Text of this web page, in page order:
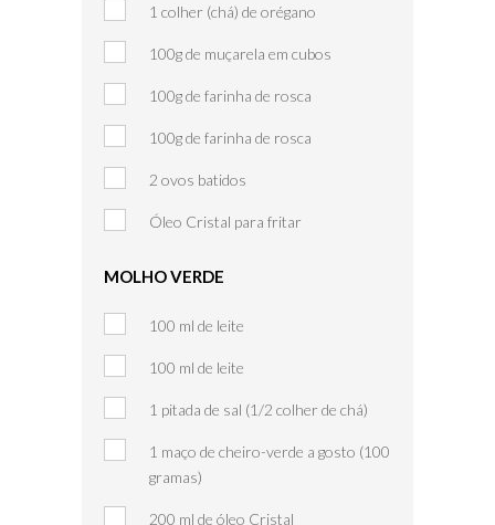
1 colher (chá) de orégano
100g de muçarela em cubos
100g de farinha de rosca
100g de farinha de rosca
2 ovos batidos
Óleo Cristal para fritar
MOLHO VERDE
100 ml de leite
100 ml de leite
1 pitada de sal (1/2 colher de chá)
1 maço de cheiro-verde a gosto (100
gramas)
200 ml de óleo Cristal